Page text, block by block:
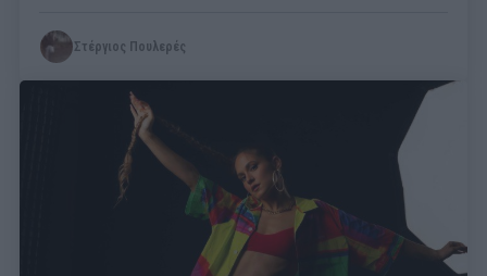
Στέργιος Πουλερές